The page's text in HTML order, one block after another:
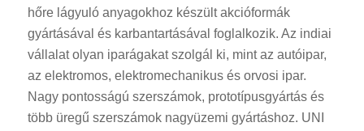
hőre lágyuló anyagokhoz készült akcióformák
gyártásával és karbantartásával foglalkozik. Az indiai
vállalat olyan iparágakat szolgál ki, mint az autóipar,
az elektromos, elektromechanikus és orvosi ipar.
Nagy pontosságú szerszámok, prototípusgyártás és
több üregű szerszámok nagyüzemi gyártáshoz. UNI